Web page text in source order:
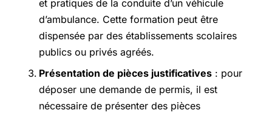
et pratiques de la conduite d’un véhicule
d’ambulance. Cette formation peut être
dispensée par des établissements scolaires
publics ou privés agréés.
Présentation de pièces justificatives : pour
déposer une demande de permis, il est
nécessaire de présenter des pièces